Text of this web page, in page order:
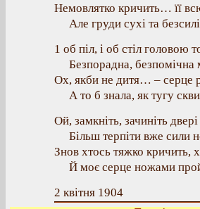
Немовлятко кричить… її
Але груди сухі та
1 об піл, і об стіл головою
Безпорадна, безпомічна
Ох, якби не дитя… – серце
А то б знала, як тугу
Ой, замкніть, зачиніть
Більш терпіти вже сили
Знов хтось тяжко кричить,
Й моє серце ножами
2 квітня 1904